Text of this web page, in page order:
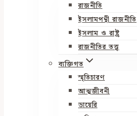
রাজনীতি
ইসলামপন্থী রাজনীতি
ইসলাম ও রাষ্ট্র
রাজনীতির তত্ত্ব
ব্যক্তিগত
স্মৃতিচারণ
আত্মজীবনী
ডায়েরি